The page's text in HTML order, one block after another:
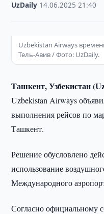
UzDaily 14.06.2025 ·21:40
Uzbekistan Airways
Тель-Авив / Фото: UzDaily.
Ташкент, Узбекистан
Uzbekistan Airways
выполнения рейсов по
Ташкент.
Решение обусловлено
использование
Международного
Согласно официальному